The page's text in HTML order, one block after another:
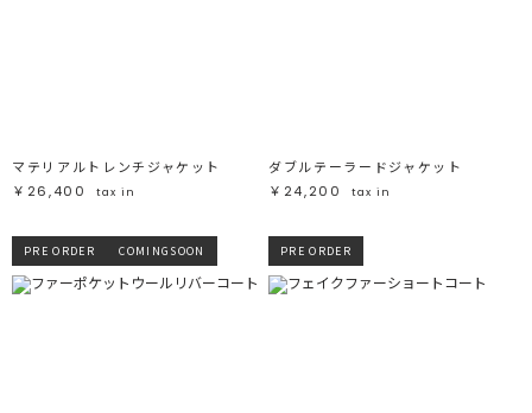
マテリアルトレンチジャケット
￥26,400
tax in
ダブルテーラードジャケット
￥24,200
tax in
PRE ORDER COMINGSOON PRE ORDER